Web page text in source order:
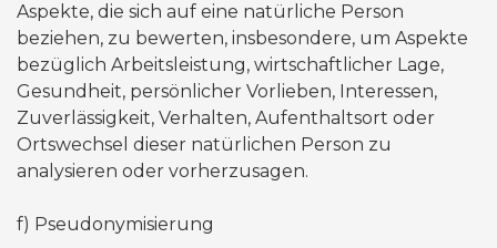
Aspekte, die sich auf eine natürliche Person
beziehen, zu bewerten, insbesondere, um Aspekte
bezüglich Arbeitsleistung, wirtschaftlicher Lage,
Gesundheit, persönlicher Vorlieben, Interessen,
Zuverlässigkeit, Verhalten, Aufenthaltsort oder
Ortswechsel dieser natürlichen Person zu
analysieren oder vorherzusagen.
​f) Pseudonymisierung